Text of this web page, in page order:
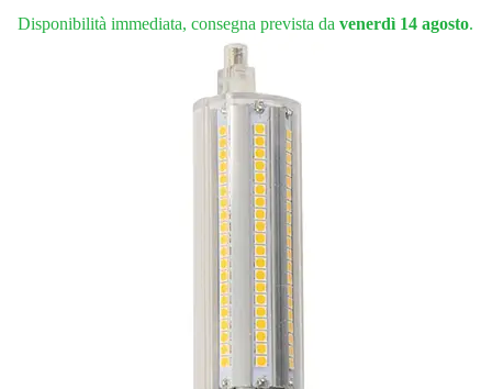
Disponibilità immediata, consegna prevista da venerdì 14 agosto.